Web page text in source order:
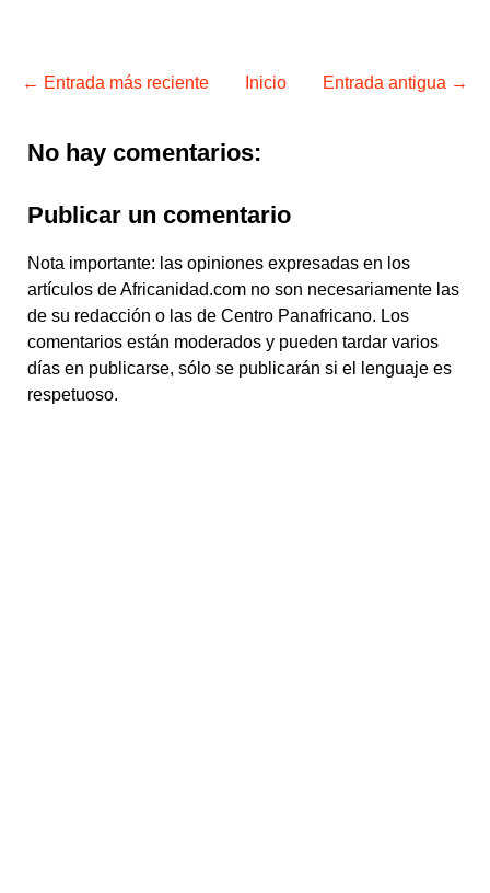
← Entrada más reciente Entrada antigua →
Inicio
No hay comentarios:
Publicar un comentario
Nota importante: las opiniones expresadas en los
artículos de Africanidad.com no son necesariamente las
de su redacción o las de Centro Panafricano. Los
comentarios están moderados y pueden tardar varios
días en publicarse, sólo se publicarán si el lenguaje es
respetuoso.